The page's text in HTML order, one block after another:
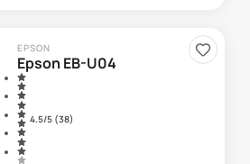
EPSON
Epson EB-U04
4.5/5 (38)